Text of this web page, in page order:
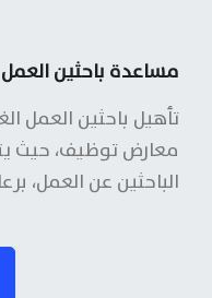
مساعدة باحثين العمل
تأهيل باحثين العمل
معارض توظيف، حيث
الباحثين عن العمل،